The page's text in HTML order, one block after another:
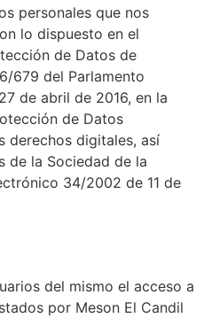
personales que nos
lo dispuesto en el
de Datos de
679 del Parlamento
de abril de 2016, en la
de Datos
derechos digitales, así
de la Sociedad de la
34/2002 de 11 de
del mismo el acceso a
por Meson El Candil